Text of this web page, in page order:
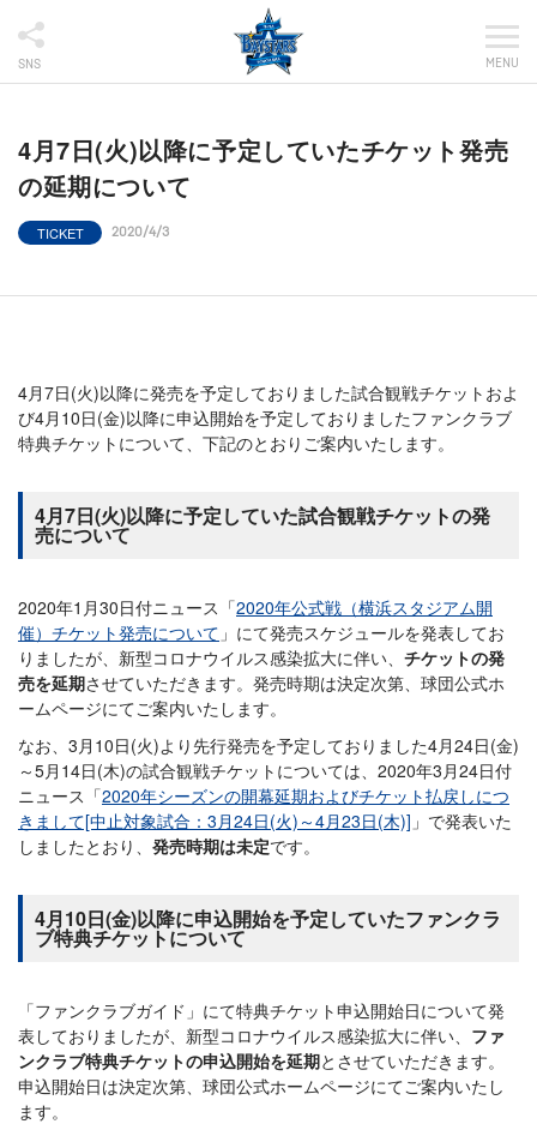
SNS MENU
4月7日(火)以降に予定していたチケット発売
の延期について
TICKET 2020/4/3
4月7日(火)以降に発売を予定しておりました試合観戦チケットおよ
び4月10日(金)以降に申込開始を予定しておりましたファンクラブ
特典チケットについて、下記のとおりご案内いたします。
4月7日(火)以降に予定していた試合観戦チケットの発
売について
2020年1月30日付ニュース「2020年公式戦（横浜スタジアム開
催）チケット発売について 」にて発売スケジュールを発表してお
りましたが、新型コロナウイルス感染拡大に伴い、 チケットの発
売を延期させていただきます。発売時期は決定次第、球団公式ホ
ームページにてご案内いたします。
なお、3月10日(火)より先行発売を予定しておりました4月24日(金)
～5月14日(木)の試合観戦チケットについては、2020年3月24日付
ニュース「2020年シーズンの開幕延期およびチケット払戻しにつ
きまして[中止対象試合：3月24日(火)～4月23日(木)] 」で発表いた
しましたとおり、 発売時期は未定です。
4月10日(金)以降に申込開始を予定していたファンクラ
ブ特典チケットについて
「ファンクラブガイド」にて特典チケット申込開始日について発
表しておりましたが、新型コロナウイルス感染拡大に伴い、 ファ
ンクラブ特典チケットの申込開始を延期とさせていただきます。
申込開始日は決定次第、球団公式ホームページにてご案内いたし
ます。